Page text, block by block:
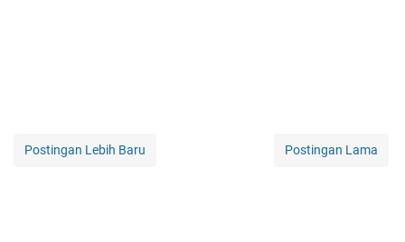
Postingan Lebih Baru Postingan Lama